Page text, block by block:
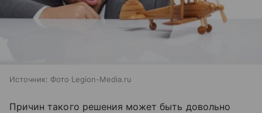
Источник: Фото Legion-Media.ru
Причин такого решения может быть довольно